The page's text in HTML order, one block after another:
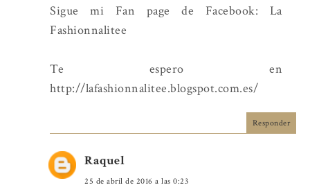
Sigue mi Fan page de Facebook: La
Fashionnalitee
Te espero en
http://lafashionnalitee.blogspot.com.es/
Responder
Raquel
25 de abril de 2016 a las 0:23